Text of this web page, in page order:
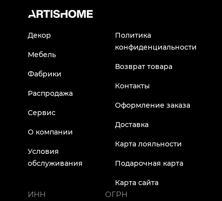
Декор
Мебель
Фабрики
Распродажа
Сервис
О компании
Условия
обслуживания
Политика
конфиденциальности
Возврат товара
Контакты
Оформление заказа
Доставка
Карта лояльности
Подарочная карта
Карта сайта
ИНН
ОГРН